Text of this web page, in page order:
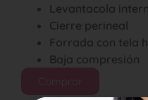
Levantacola
Cierre perineal
Forrada con tela
Baja compresión
Comprar